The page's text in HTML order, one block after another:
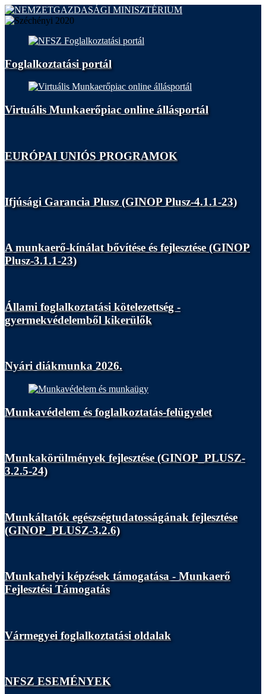
Foglalkoztatási portál
Virtuális Munkaerőpiac online állásportál
EURÓPAI UNIÓS PROGRAMOK
Ifjúsági Garancia Plusz (GINOP Plusz-4.1.1-23)
A munkaerő-kínálat bővítése és fejlesztése (GINOP
Plusz-3.1.1-23)
Állami foglalkoztatási kötelezettség -
gyermekvédelemből kikerülők
Nyári diákmunka 2026.
Munkavédelem és foglalkoztatás-felügyelet
Munkakörülmények fejlesztése (GINOP_PLUSZ-
3.2.5-24)
Munkáltatók egészségtudatosságának fejlesztése
(GINOP_PLUSZ-3.2.6)
Munkahelyi képzések támogatása - Munkaerő
Fejlesztési Támogatás
Vármegyei foglalkoztatási oldalak
NFSZ ESEMÉNYEK